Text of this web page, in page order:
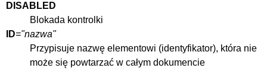
DISABLED
Blokada kontrolki
ID="nazwa"
Przypisuje nazwę elementowi (identyfikator), która nie
może się powtarzać w całym dokumencie